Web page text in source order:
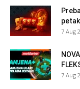
7 Aug
7 Aug